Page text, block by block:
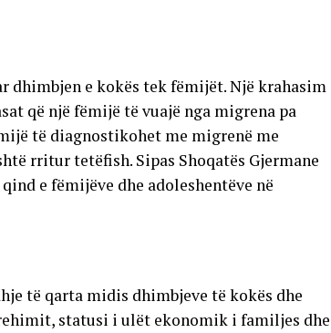
e kokës tek fëmijët. Një krahasim
që një fëmijë të vuajë nga migrena pa
të diagnostikohet me migrenë me
rritur tetëfish. Sipas Shoqatës Gjermane
e fëmijëve dhe adoleshentëve në
të qarta midis dhimbjeve të kokës dhe
statusi i ulët ekonomik i familjes dhe